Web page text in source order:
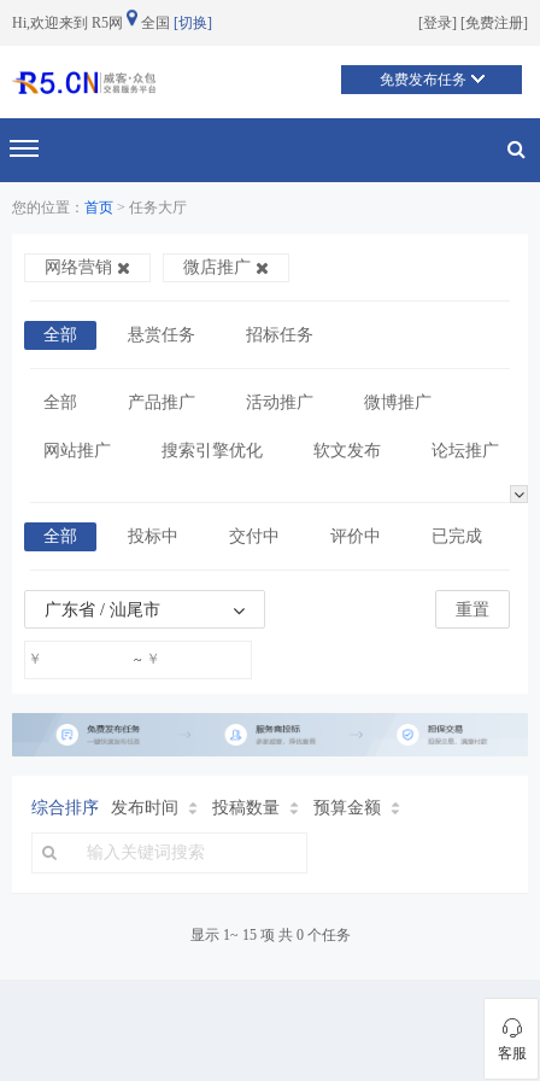
Hi,欢迎来到 R5网 全国 [切换] [登录] [免费注册]
免费发布任务
切换导航
您的位置： 首页 > 任务大厅
网络营销 微店推广
全部 悬赏任务 招标任务
全部 产品推广 活动推广 微博推广
网站推广 搜索引擎优化 软文发布 论坛推广
全部 投标中 交付中 评价中 已完成
广东省 / 汕尾市
￥ ￥
~
重置
综合排序 发布时间 投稿数量 预算金额
显示 1~ 15 项 共 0 个任务
客服